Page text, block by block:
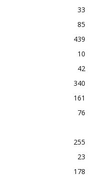
33
85
439
10
42
340
161
76
255
23
178